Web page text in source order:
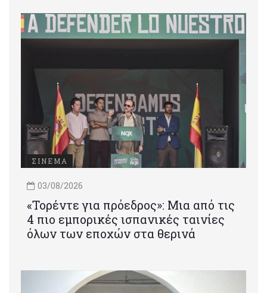
ΣΙΝΕΜΑ
03/08/2026
«Τορέντε για πρόεδρος»: Mια από τις
4 πιο εμπορικές ισπανικές ταινίες
όλων των εποχών στα θερινά